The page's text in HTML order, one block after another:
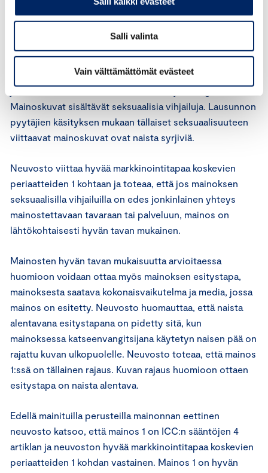
Salli valinta
Vain välttämättömät evästeet
tavalla.
Asiassa on kysymys yökerhon mainoksista, jotka on
julkaistu ravintolan Facebook-sivuilla ja Instagram-tilillä.
Mainoskuvat sisältävät seksuaalisia vihjailuja. Lausunnon
pyytäjien käsityksen mukaan tällaiset seksuaalisuuteen
viittaavat mainoskuvat ovat naista syrjiviä.
Neuvosto viittaa hyvää markkinointitapaa koskevien
periaatteiden 1 kohtaan ja toteaa, että jos mainoksen
seksuaalisilla vihjailuilla on edes jonkinlainen yhteys
mainostettavaan tavaraan tai palveluun, mainos on
lähtökohtaisesti hyvän tavan mukainen.
Mainosten hyvän tavan mukaisuutta arvioitaessa
huomioon voidaan ottaa myös mainoksen esitystapa,
mainoksesta saatava kokonaisvaikutelma ja media, jossa
mainos on esitetty. Neuvosto huomauttaa, että naista
alentavana esitystapana on pidetty sitä, kun
mainoksessa katseenvangitsijana käytetyn naisen pää on
rajattu kuvan ulkopuolelle. Neuvosto toteaa, että mainos
1:ssä on tällainen rajaus. Kuvan rajaus huomioon ottaen
esitystapa on naista alentava.
Edellä mainituilla perusteilla mainonnan eettinen
neuvosto katsoo, että mainos 1 on ICC:n sääntöjen 4
artiklan ja neuvoston hyvää markkinointitapaa koskevien
periaatteiden 1 kohdan vastainen. Mainos 1 on hyvän